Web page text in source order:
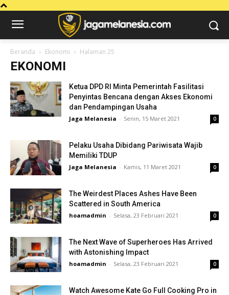
Beranda Ekonomi Halaman 25
EKONOMI
Ketua DPD RI Minta Pemerintah Fasilitasi
Penyintas Bencana dengan Akses Ekonomi
dan Pendampingan Usaha
Jaga Melanesia - Senin, 15 Maret 2021 0
Pelaku Usaha Dibidang Pariwisata Wajib
Memiliki TDUP
Jaga Melanesia - Kamis, 11 Maret 2021 0
The Weirdest Places Ashes Have Been
Scattered in South America
hoamadmin - Selasa, 23 Februari 2021 0
The Next Wave of Superheroes Has Arrived
with Astonishing Impact
hoamadmin - Selasa, 23 Februari 2021 0
Watch Awesome Kate Go Full Cooking Pro in